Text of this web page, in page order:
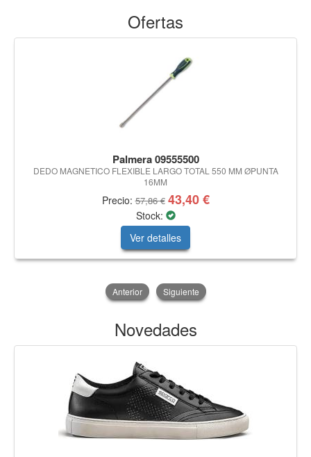
Ofertas
Palmera 09555500
DEDO MAGNETICO FLEXIBLE LARGO TOTAL 550 MM ØPUNTA
16MM
Precio:57,86 € 43,40 €
Stock:
Ver detalles
Anterior Siguiente
Novedades